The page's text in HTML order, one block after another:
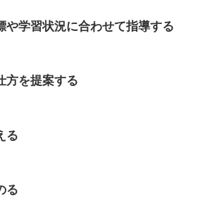
や学習状況に合わせて指導する
方を提案する
る
る